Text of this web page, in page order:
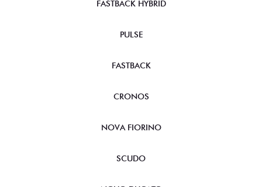
FASTBACK HYBRID
PULSE
FASTBACK
CRONOS
NOVA FIORINO
SCUDO